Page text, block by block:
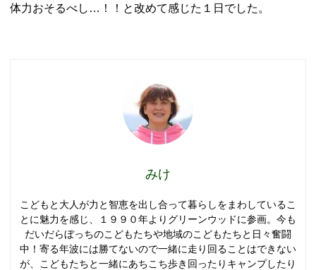
体力おそるべし…！！と改めて感じた１日でした。
みけ
こどもと大人が力と智恵を出し合って暮らしをまわしているこ
とに魅力を感じ、１９９０年よりグリーンウッドに参画。今も
だいだらぼっちのこどもたちや地域のこどもたちと日々奮闘
中！寄る年波には勝てないので一緒に走り回ることはできない
が、こどもたちと一緒にあちこち歩き回ったりキャンプしたり